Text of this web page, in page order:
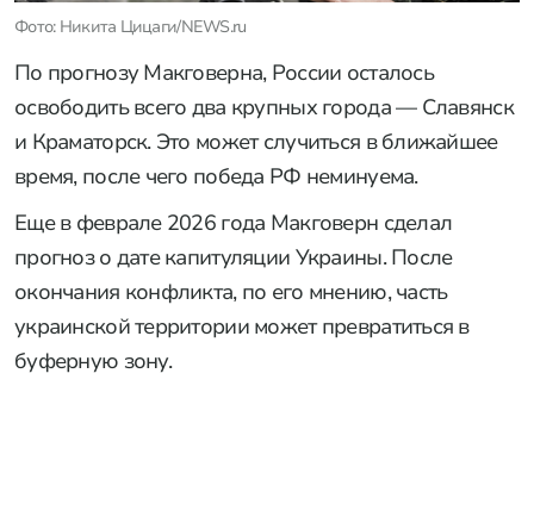
Фото: Никита Цицаги/NEWS.ru
По прогнозу Макговерна, России осталось
освободить всего два крупных города — Славянск
и Краматорск. Это может случиться в ближайшее
время, после чего победа РФ неминуема.
Еще в феврале 2026 года Макговерн сделал
прогноз о дате капитуляции Украины. После
окончания конфликта, по его мнению, часть
украинской территории может превратиться в
буферную зону.